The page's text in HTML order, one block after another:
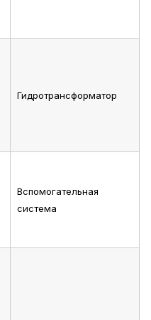
Гидротрансформатор
Вспомогательная
система